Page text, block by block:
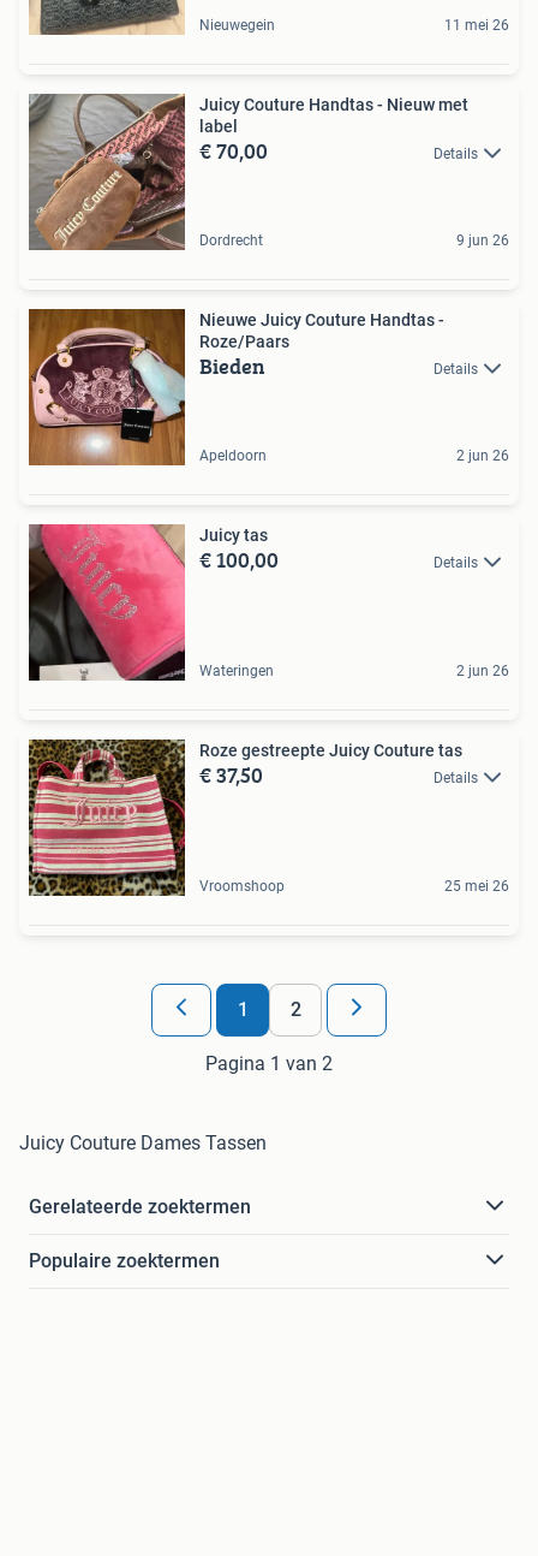
Nieuwegein 11 mei 26
Juicy Couture Handtas - Nieuw met
label
€ 70,00 Details
Dordrecht 9 jun 26
Nieuwe Juicy Couture Handtas -
Roze/Paars
Bieden Details
Apeldoorn 2 jun 26
Juicy tas
€ 100,00 Details
Wateringen 2 jun 26
Roze gestreepte Juicy Couture tas
€ 37,50 Details
Vroomshoop 25 mei 26
1 2
Pagina 1 van 2
Juicy Couture Dames Tassen
Gerelateerde zoektermen
Populaire zoektermen